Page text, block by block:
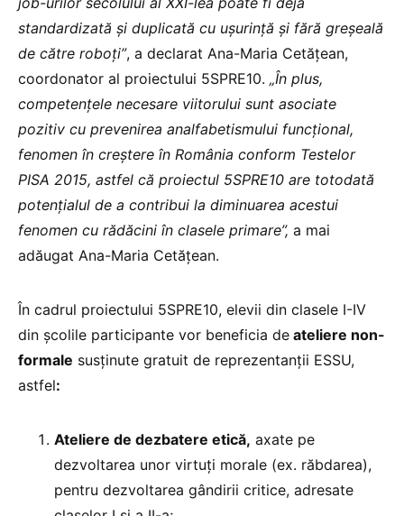
standardizată și duplicată cu ușurință și fără greșeală
de către roboți”, a declarat Ana-Maria Cetățean,
coordonator al proiectului 5SPRE10. „În plus,
competențele necesare viitorului sunt asociate
pozitiv cu prevenirea analfabetismului funcțional,
fenomen în creștere în România conform Testelor
PISA 2015, astfel că proiectul 5SPRE10 are totodată
potențialul de a contribui la diminuarea acestui
fenomen cu rădăcini în clasele primare”, a mai
adăugat Ana-Maria Cetățean.
În cadrul proiectului 5SPRE10, elevii din clasele I-IV
din școlile participante vor beneficia de ateliere non-
formale susținute gratuit de reprezentanții ESSU,
astfel:
Ateliere de dezbatere etică, axate pe
dezvoltarea unor virtuți morale (ex. răbdarea),
pentru dezvoltarea gândirii critice, adresate